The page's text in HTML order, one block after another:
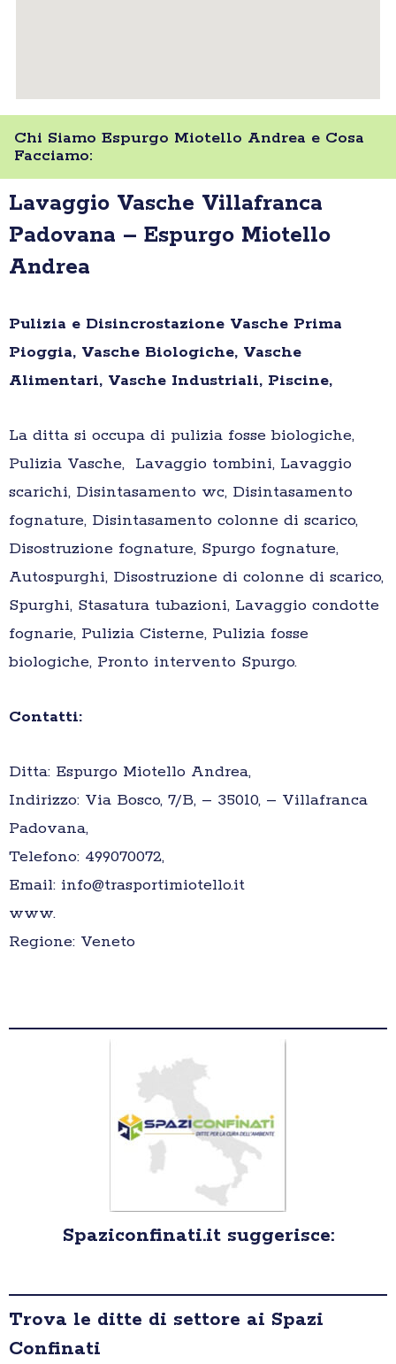
Chi Siamo Espurgo Miotello Andrea e Cosa
Facciamo:
Lavaggio Vasche Villafranca
Padovana – Espurgo Miotello
Andrea
Pulizia e Disincrostazione Vasche Prima
Pioggia, Vasche Biologiche, Vasche
Alimentari, Vasche Industriali, Piscine,
La ditta si occupa di pulizia fosse biologiche,
Pulizia Vasche, Lavaggio tombini, Lavaggio
scarichi, Disintasamento wc, Disintasamento
fognature, Disintasamento colonne di scarico,
Disostruzione fognature, Spurgo fognature,
Autospurghi, Disostruzione di colonne di scarico,
Spurghi, Stasatura tubazioni, Lavaggio condotte
fognarie, Pulizia Cisterne, Pulizia fosse
biologiche, Pronto intervento Spurgo.
Contatti:
Ditta: Espurgo Miotello Andrea,
Indirizzo: Via Bosco, 7/B, – 35010, – Villafranca
Padovana,
Telefono: 499070072,
Email: info@trasportimiotello.it
www.
Regione: Veneto
Spaziconfinati.it suggerisce:
Trova le ditte di settore ai Spazi
Confinati